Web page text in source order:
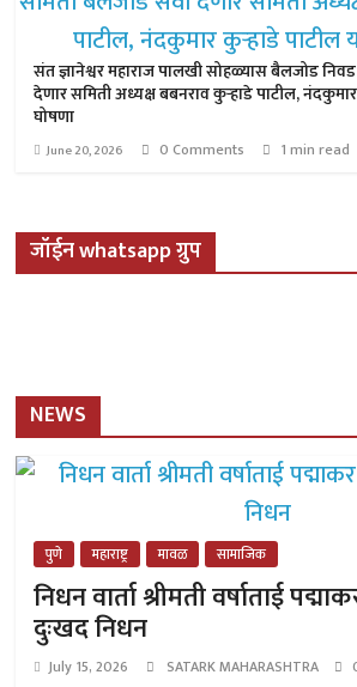
संत ज्ञानेश्वर महाराज पालखी सोहळ्यास बैलजोड
देणार समिती अध्यक्ष बबनराव कुऱ्हाडे पाटील,
घोषणा
June 20, 2026 0 Comments 1 min read
जॉईन whatsapp ग्रुप
NEWS
पुणे महाराष्ट्र मावळ सामाजिक
निधन वार्ता श्रीमती वर्षाताई
दुःखद निधन
July 15, 2026 SATARK MAHARASHTRA